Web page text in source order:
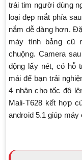
trái tim người dùng
loại đẹp mắt phía
nắm dễ dàng hơn.
máy tính bảng cũ
chuộng. Camera
động lấy nét, có hỗ
mái để bạn trải
4 nhân cho tốc độ
Mali-T628 kết hợp
android 5.1 giúp